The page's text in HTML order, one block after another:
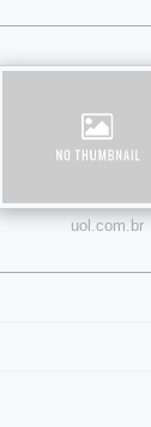
uol.com.br